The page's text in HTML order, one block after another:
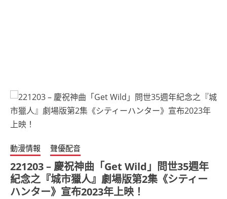
動漫情報 聲優配音
221203 – 慶祝神曲「Get Wild」問世35週年
紀念之『城市獵人』劇場版第2集《シティー
ハンター》宣布2023年上映！